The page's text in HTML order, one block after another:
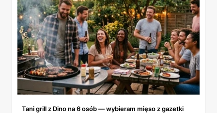
Tani grill z Dino na 6 osób — wybieram mięso z gazetki